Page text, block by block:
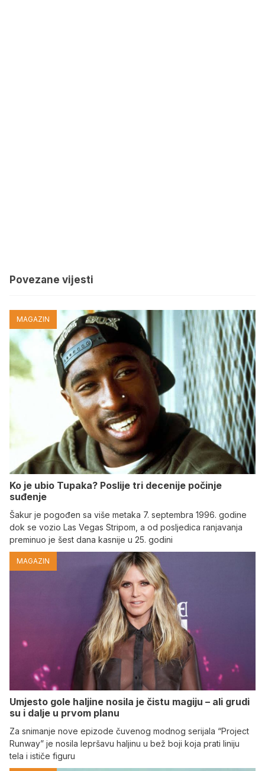
Povezane vijesti
MAGAZIN
Ko je ubio Tupaka? Poslije tri decenije počinje
suđenje
Šakur je pogođen sa više metaka 7. septembra 1996. godine
dok se vozio Las Vegas Stripom, a od posljedica ranjavanja
preminuo je šest dana kasnije u 25. godini
MAGAZIN
Umjesto gole haljine nosila je čistu magiju – ali grudi
su i dalje u prvom planu
Za snimanje nove epizode čuvenog modnog serijala “Project
Runway” je nosila lepršavu haljinu u bež boji koja prati liniju
tela i ističe figuru